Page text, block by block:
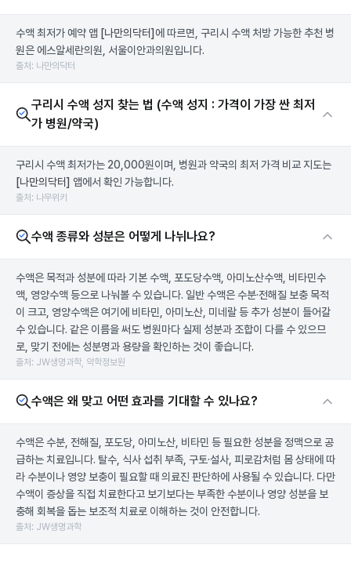
수액 최저가 예약 앱 [나만의닥터] 에 따르면, 구리시 수액 처방 가능한 추천 병
원은 에스알세란의원, 서울이안과의원입니다.
출처: 나만의닥터
구리시 수액 성지 찾는 법 (수액 성지 : 가격이 가장 싼 최저
가 병원/약국)
구리시 수액 최저가는 20,000원이며, 병원과 약국의 최저 가격 비교 지도는
[나만의닥터] 앱에서 확인 가능합니다.
출처: 나무위키
수액 종류와 성분은 어떻게 나뉘나요?
수액은 목적과 성분에 따라 기본 수액, 포도당수액, 아미노산수액, 비타민수
액, 영양수액 등으로 나눠볼 수 있습니다. 일반 수액은 수분·전해질 보충 목적
이 크고, 영양수액은 여기에 비타민, 아미노산, 미네랄 등 추가 성분이 들어갈
수 있습니다. 같은 이름을 써도 병원마다 실제 성분과 조합이 다를 수 있으므
로, 맞기 전에는 성분명과 용량을 확인하는 것이 좋습니다.
출처: JW생명과학, 약학정보원
수액은 왜 맞고 어떤 효과를 기대할 수 있나요?
수액은 수분, 전해질, 포도당, 아미노산, 비타민 등 필요한 성분을 정맥으로 공
급하는 치료입니다. 탈수, 식사 섭취 부족, 구토·설사, 피로감처럼 몸 상태에 따
라 수분이나 영양 보충이 필요할 때 의료진 판단하에 사용될 수 있습니다. 다만
수액이 증상을 직접 치료한다고 보기보다는 부족한 수분이나 영양 성분을 보
충해 회복을 돕는 보조적 치료로 이해하는 것이 안전합니다.
출처: JW생명과학